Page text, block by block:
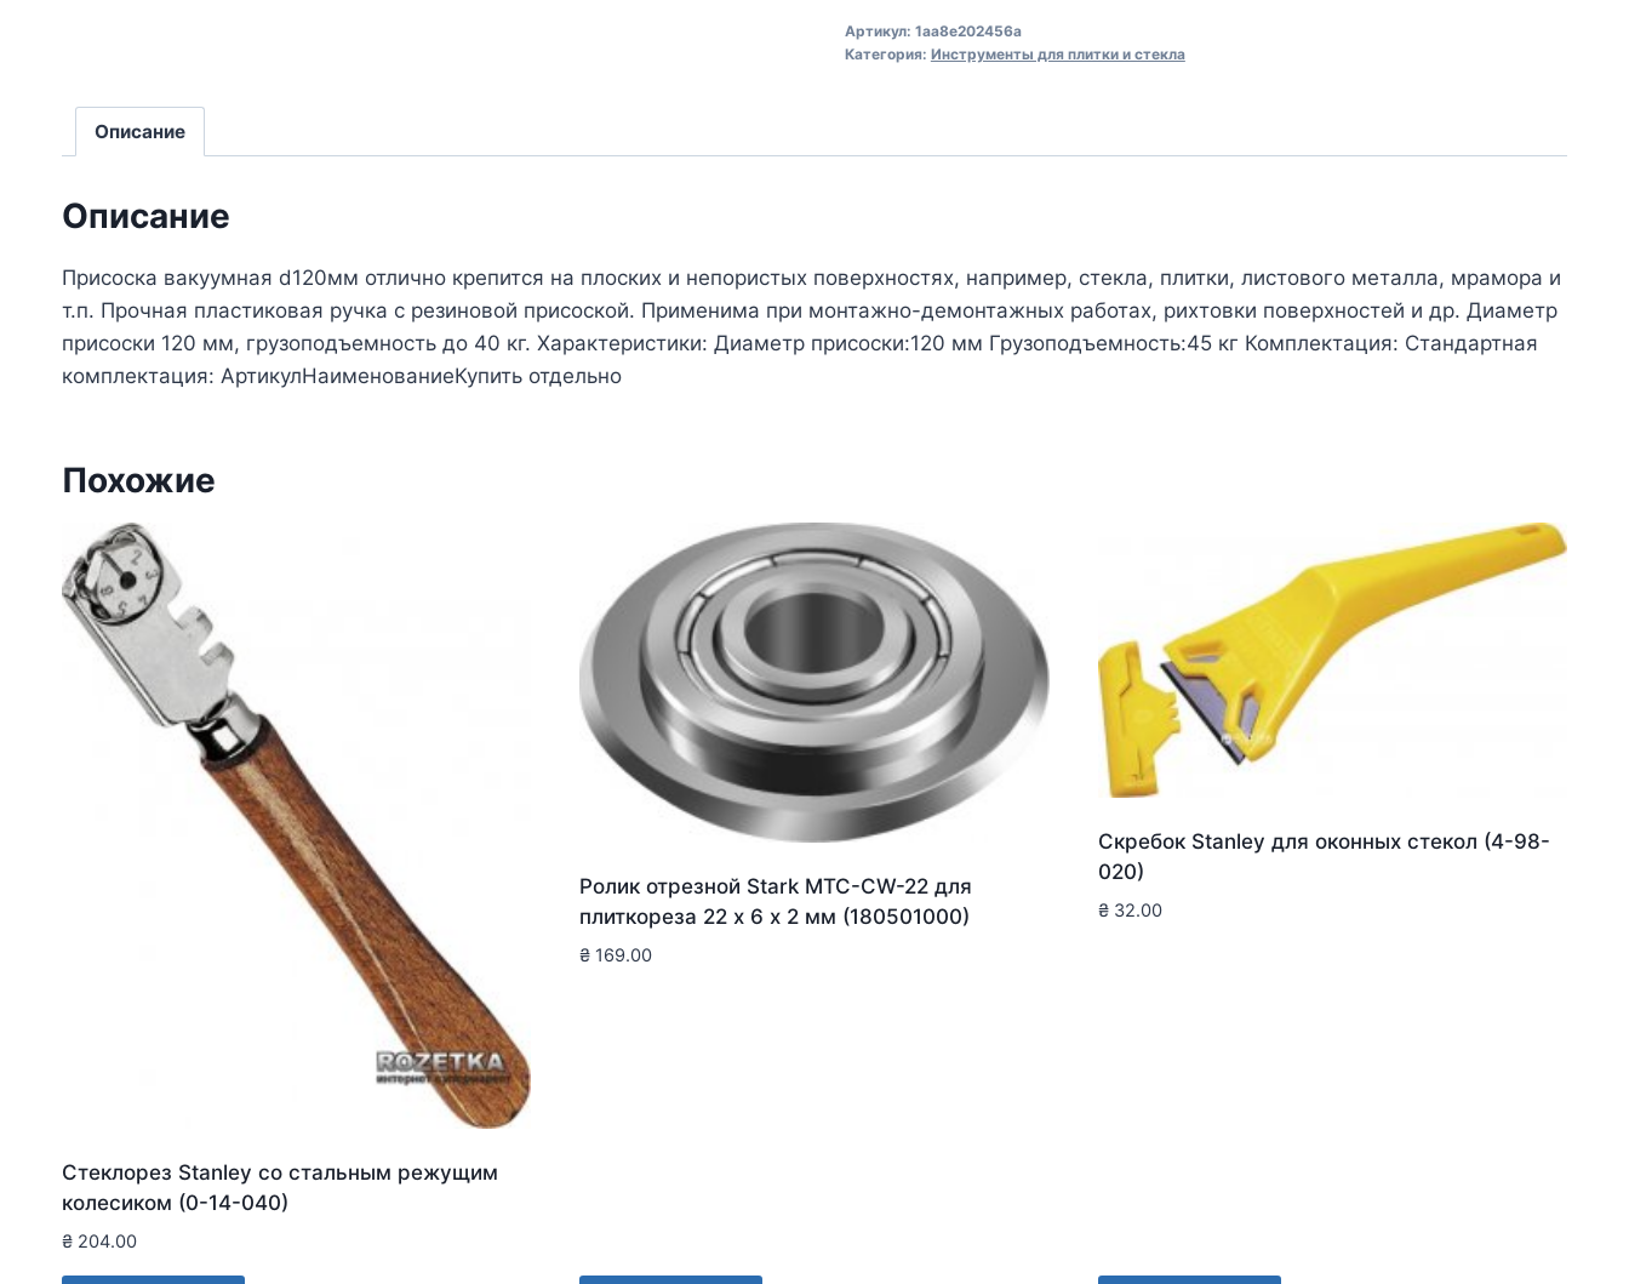
Артикул: 1aa8e202456a
Категория: Инструменты для плитки и стекла
Описание
Описание
Присоска вакуумная d120мм отлично крепится на плоских и непористых поверхностях, например, стекла, плитки, листового металла, мрамора и
т.п. Прочная пластиковая ручка с резиновой присоской. Применима при монтажно-демонтажных работах, рихтовки поверхностей и др. Диаметр
присоски 120 мм, грузоподъемность до 40 кг. Характеристики: Диаметр присоски:120 мм Грузоподъемность:45 кг Комплектация: Стандартная
комплектация: АртикулНаименованиеКупить отдельно
Похожие
Стеклорез Stanley со стальным режущим
колесиком (0-14-040)
₴ 204.00
Ролик отрезной Stark MTC-CW-22 для
плиткореза 22 х 6 х 2 мм (180501000)
₴ 169.00
Скребок Stanley для оконныx стекол (4-98-
020)
₴32.00